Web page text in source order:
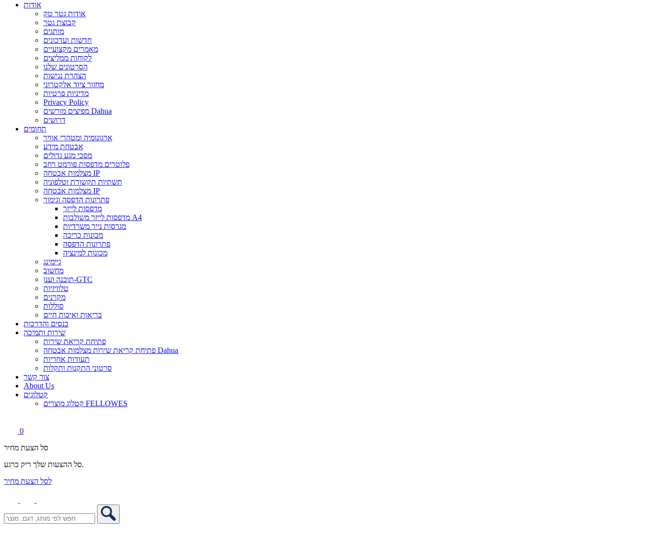
אודות
אודות גטר טק
קבוצת גטר
מותגים
חדשות ועדכונים
מאמרים מקצועיים
לקוחות ממליצים
הסרטונים שלנו
הצהרת נגישות
מחזור ציוד אלקטרוני
מדיניות פרטיות
Privacy Policy
מפיצים מורשים Dahua
דרושים
תחומים
ארגונומיה ומטהרי אוויר
אבטחת מידע
מסכי מגע גדולים
פלוטרים מדפסות פורמט רחב
מצלמות אבטחה IP
תשתיות תקשורת וטלפוניה
מצלמות אבטחה IP
פתרונות הדפסה וגימור
מדפסות לייזר
מדפסות לייזר משולבות A4
מגרסות נייר משרדיות
מכונות כריכה
פתרונות הדפסה
מכונות למינציה
גיימינג
מחשוב
תוכנה וענן-GTC
טלוויזיות
מקרנים
סוללות
בריאות ואיכות חיים
כנסים והדרכות
שירות ותמיכה
פתיחת קריאת שירות
פתיחת קריאת שירות מצלמות אבטחה Dahua
תעודות אחריות
סרטוני התקנות ותקלות
צור קשר
About Us
קטלוגים
קטלוג מוצרים FELLOWES
0
סל הצעת מחיר
סל ההצעות שלך ריק כרגע.
לסל הצעת מחיר